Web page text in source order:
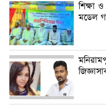
শিক্ষা
মডেল